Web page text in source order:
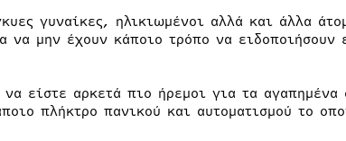
γυναίκες, ηλικιωμένοι αλλά και άλλα
να μην έχουν κάποιο τρόπο να ειδοποιήσουν
είστε αρκετά πιο ήρεμοι για τα
πλήκτρο πανικού και αυτοματισμού το